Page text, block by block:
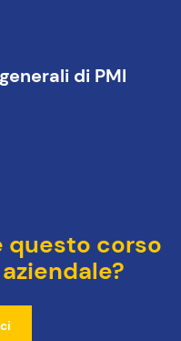
di PMI
questo corso